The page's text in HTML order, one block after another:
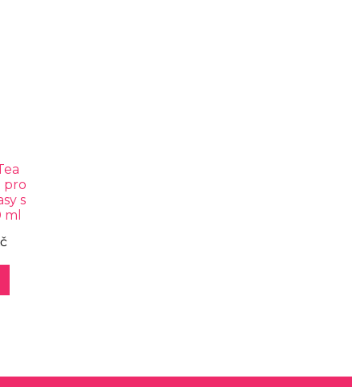
pro
s